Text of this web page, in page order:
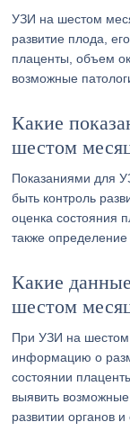
УЗИ на шестом
развитие плода,
плаценты, объем
возможные
Какие
шестом
Показаниями для
быть контроль
оценка состояния
также определение
Какие
шестом
При УЗИ на шестом
информацию о
состоянии
выявить возможные
развитии органов и